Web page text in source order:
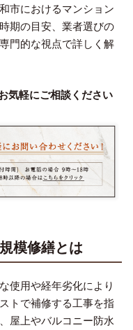
市におけるマンション
期の目安、業者選びの
門的な視点で詳しく解
気軽にご相談ください
模修繕とは
使用や経年劣化により
トで補修する工事を指
屋上やバルコニー防水